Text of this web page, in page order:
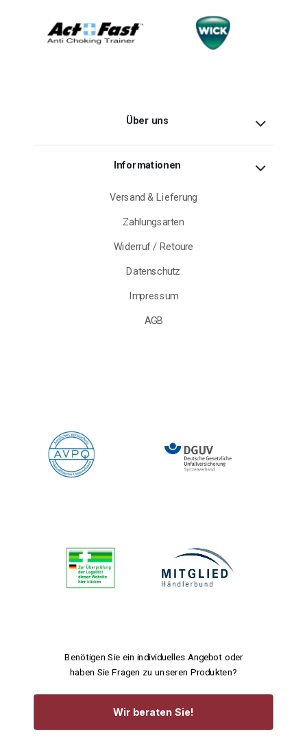
Über uns
Informationen
Versand & Lieferung
Zahlungsarten
Widerruf / Retoure
Datenschutz
Impressum
AGB
Benötigen Sie ein individuelles Angebot oder
haben Sie Fragen zu unseren Produkten?
Wir beraten Sie!